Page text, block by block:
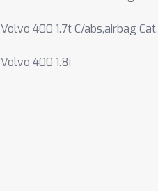
Volvo 400 1.7t C/abs,airbag Cat.
Volvo 400 1.8i